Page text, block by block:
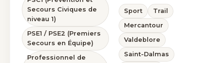
Secours Civiques de
niveau 1)
PSE1 / PSE2 (Premiers
Secours en Équipe)
Professionnel de
Sport
Trail
Mercantour
Valdeblore
Saint-Dalmas